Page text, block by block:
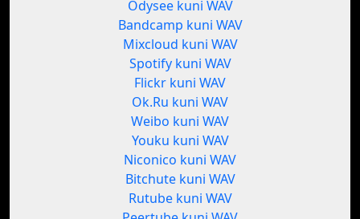
Odysee kuni WAV
Bandcamp kuni WAV
Mixcloud kuni WAV
Spotify kuni WAV
Flickr kuni WAV
Ok.Ru kuni WAV
Weibo kuni WAV
Youku kuni WAV
Niconico kuni WAV
Bitchute kuni WAV
Rutube kuni WAV